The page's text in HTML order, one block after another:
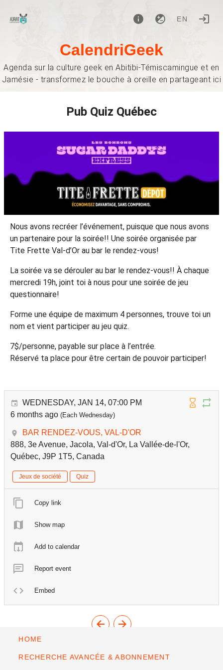
EN
CalendriGeek
Agenda sur la culture geek en Abitibi-Témiscamingue et en
Jamésie - transformez le bouche à oreille en partageant ici
Pub Quiz Québec
Nous avons recréer l’événement, puisque que nous avons
un partenaire pour la soirée!! Une soirée organisée par
Tite Frette Val-d’Or au bar le rendez-vous!
La soirée va se dérouler au bar le rendez-vous!! À chaque
mercredi 19h, joint toi à nous pour une soirée de jeu
questionnaire!
Forme une équipe de maximum 4 personnes, trouve toi un
nom et vient participer au jeu quiz.
7$/personne, payable sur place à l’entrée.
Réservé ta place pour être certain de pouvoir participer!
WEDNESDAY, JAN 14, 07:00 PM
6 months ago (Each Wednesday)
BAR RENDEZ-VOUS, VAL-D'OR
888, 3e Avenue, Jacola, Val-d'Or, La Vallée-de-l'Or,
Québec, J9P 1T5, Canada
Jeux de société Quiz
Copy link
Show map
Add to calendar
Report event
Embed
HOME
RECHERCHE AVANCÉE & ABONNEMENT